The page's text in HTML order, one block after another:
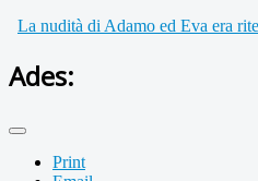
La nudità di Adamo ed Eva era
Ades:
Print